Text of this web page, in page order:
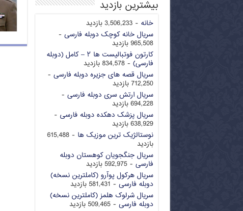
بیشترین بازدید
خانه - 3,506,233 بازدید
سریال خانه کوچک دوبله فارسی -
965,508 بازدید
کارتون فوتبالیست ها ۲ – کامل (دوبله
فارسی) - 834,578 بازدید
سریال قصه های جزیره دوبله فارسی -
712,250 بازدید
سریال ارتش سری دوبله فارسی -
694,228 بازدید
سریال پزشک دهکده دوبله فارسی -
638,929 بازدید
نوستالژیک ترین موزیک ها
- 615,488
بازدید
سریال جنگجویان کوهستان دوبله
فارسی - 592,975 بازدید
سریال هرکول پوآرو (کاملترین نسخه)
دوبله فارسی - 581,431 بازدید
سریال شرلوک هلمز (کاملترین نسخه)
دوبله فارسی - 509,465 بازدید